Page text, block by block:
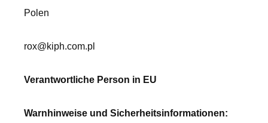
Polen
rox@kiph.com.pl
Verantwortliche Person in EU
Warnhinweise und Sicherheitsinformationen: